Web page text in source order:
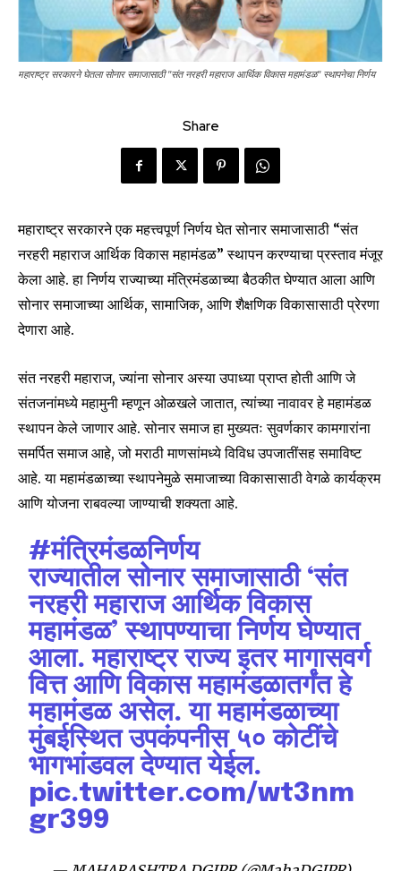
Join our community of
SUBSCRIBERS and be part of the
conversation.
To subscribe, simply enter your email address on our website
or click the subscribe button below. Don't worry, we respect
your privacy and won't spam your inbox. Your information is
safe with us.
महाराष्ट्र सरकारने घेतला सोनार समाजासाठी "संत नरहरी महाराज आर्थिक विकास महामंडळ" स्थापनेचा निर्णय
Share
महाराष्ट्र सरकारने एक महत्त्वपूर्ण निर्णय घेत सोनार समाजासाठी “संत
नरहरी महाराज आर्थिक विकास महामंडळ” स्थापन करण्याचा प्रस्ताव मंजूर
केला आहे. हा निर्णय राज्याच्या मंत्रिमंडळाच्या बैठकीत घेण्यात आला आणि
सोनार समाजाच्या आर्थिक, सामाजिक, आणि शैक्षणिक विकासासाठी प्रेरणा
देणारा आहे.
संत नरहरी महाराज, ज्यांना सोनार अस्या उपाध्या प्राप्त होती आणि जे
संतजनांमध्ये महामुनी म्हणून ओळखले जातात, त्यांच्या नावावर हे महामंडळ
स्थापन केले जाणार आहे. सोनार समाज हा मुख्यतः सुवर्णकार कामगारांना
समर्पित समाज आहे, जो मराठी माणसांमध्ये विविध उपजातींसह समाविष्ट
आहे. या महामंडळाच्या स्थापनेमुळे समाजाच्या विकासासाठी वेगळे कार्यक्रम
आणि योजना राबवल्या जाण्याची शक्यता आहे.
#मंत्रिमंडळनिर्णय
राज्यातील सोनार समाजासाठी ‘संत
नरहरी महाराज आर्थिक विकास
महामंडळ’ स्थापण्याचा निर्णय घेण्यात
आला. महाराष्ट्र राज्य इतर मागासवर्ग
वित्त आणि विकास महामंडळातर्गंत हे
महामंडळ असेल. या महामंडळाच्या
मुंबईस्थित उपकंपनीस ५० कोटींचे
भागभांडवल देण्यात येईल.
pic.twitter.com/wt3nm
gr399